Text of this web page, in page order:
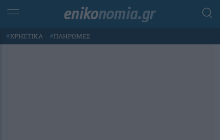
#ΧΡΗΣΤΙΚΑ #ΠΛΗΡΩΜΕΣ